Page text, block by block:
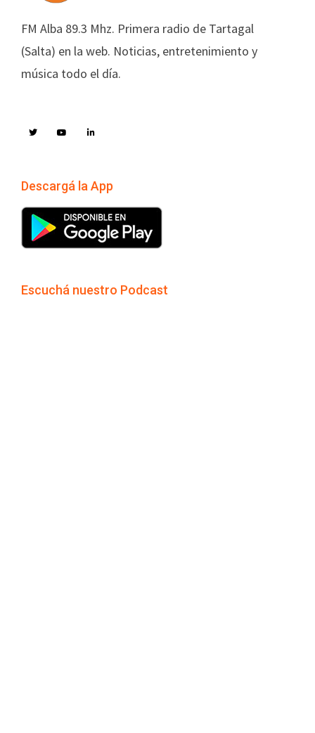
FM Alba 89.3 Mhz. Primera radio de Tartagal
(Salta) en la web. Noticias, entretenimiento y
música todo el día.
Descargá la App
Escuchá nuestro Podcast